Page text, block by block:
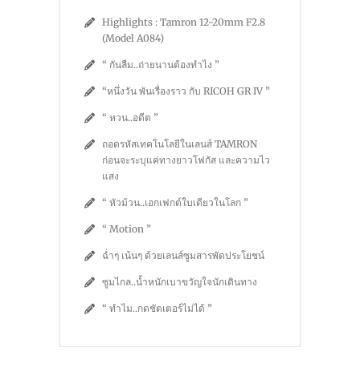
Highlights : Tamron 12-20mm F2.8
(Model A084)
“ กันลืม..ถ่ายนานต้องทำไง ”
“หนึ่งวัน พันเรื่องราว กับ RICOH GR IV ”
“ หวน..อดีต ”
ถอดรหัสเทคโนโลยีในเลนส์ TAMRON
ก่อนจะระบุแค่ทางยาวโฟกัส และความไว
แสง
“ หัวม้วน..เอกเฟกต์ใบเดียวในโลก ”
“ Motion ”
ฉ่ำๆ เน้นๆ ด้วยเลนส์ซูมสารพัดประโยชน์
ซูมไกล..น้ำหนักเบาขวัญใจนักเดินทาง
“ ทำไม..กดชัตเตอร์ไม่ได้ ”